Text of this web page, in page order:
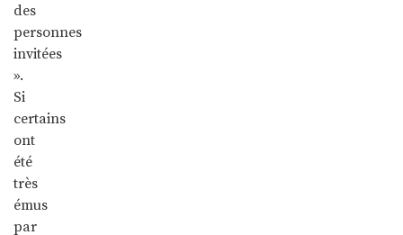
des
personnes
invitées
».
Si
certains
ont
été
très
émus
par